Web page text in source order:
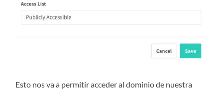
Esto nos va a permitir acceder al dominio de nuestra